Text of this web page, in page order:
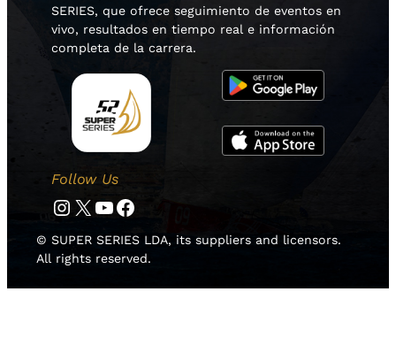
SERIES, que ofrece seguimiento de eventos en
vivo, resultados en tiempo real e información
completa de la carrera.
Follow Us
Instagram Twitter YouTube Facebook
© SUPER SERIES LDA, its suppliers and licensors.
All rights reserved.